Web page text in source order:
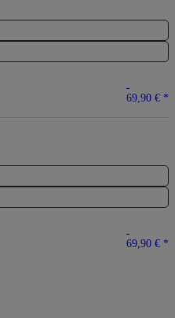
69,90 € *
69,90 € *